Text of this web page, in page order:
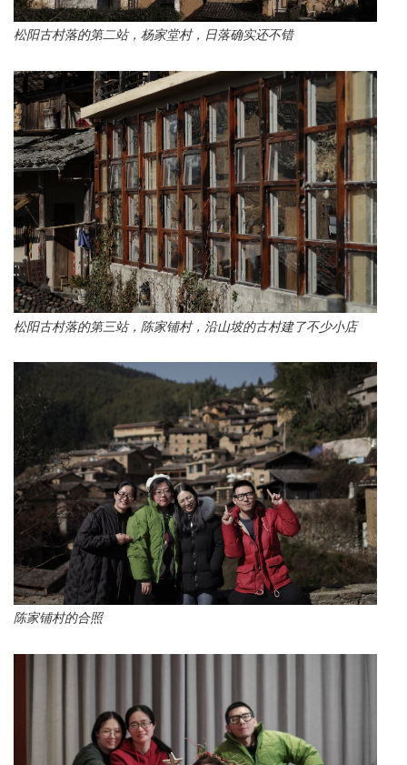
松阳古村落的第二站，杨家堂村，日落确实还不错
松阳古村落的第三站，陈家铺村，沿山坡的古村建了不少小店
陈家铺村的合照